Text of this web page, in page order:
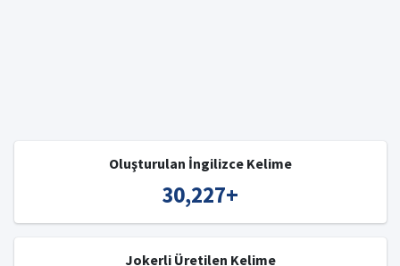
Oluşturulan İngilizce Kelime
30,227+
Jokerli Üretilen Kelime